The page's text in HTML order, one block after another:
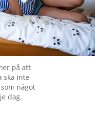
på att
ska inte
något
dag.